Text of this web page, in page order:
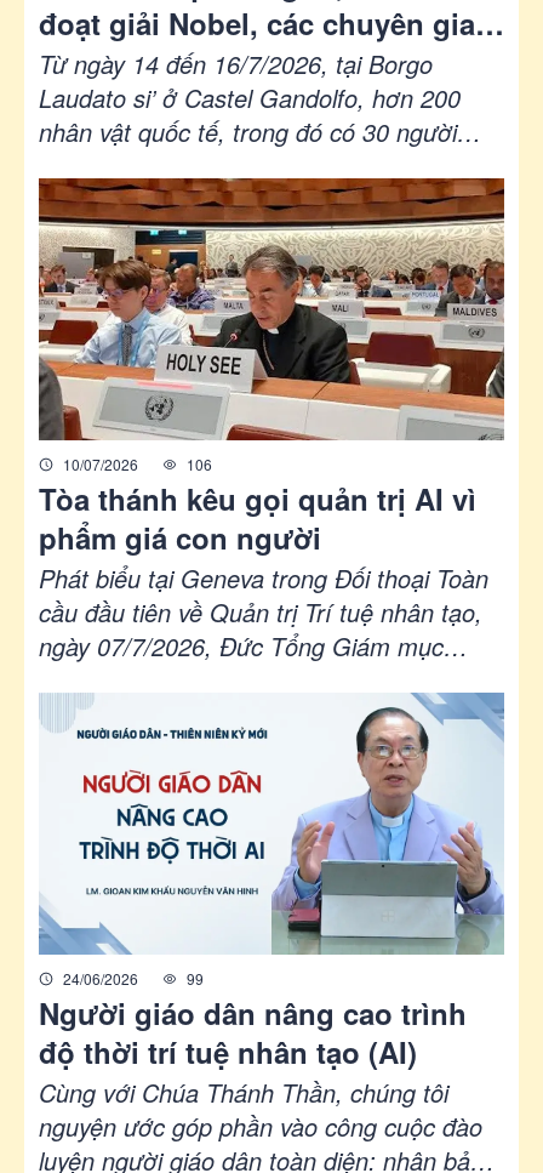
đoạt giải Nobel, các chuyên gia
AI thảo luận về AI và việc giải trừ
quân bị
Từ ngày 14 đến 16/7/2026, tại Borgo
Laudato si’ ở Castel Gandolfo, hơn 200
nhân vật quốc tế, trong đó có 30 người
cựu nguyên thủ và người đứng đầu chính
phủ, cùng 20 chuyên gia hàng đầu về trí
tuệ nhân tạo tham gia Hội nghị Toàn cầu
các Nhà đoạt giải Nobel về Trí tuệ Nhân
tạo và Chiến tranh Hạt nhân, để xây dựng
những nguyên tắc quản trị công nghệ, giải
trừ quân bị và bảo vệ phẩm giá con người
trong thời đại AI.
10/07/2026 106
Tòa thánh kêu gọi quản trị AI vì
phẩm giá con người
Phát biểu tại Geneva trong Đối thoại Toàn
cầu đầu tiên về Quản trị Trí tuệ nhân tạo,
ngày 07/7/2026, Đức Tổng Giám mục
Quan sát viên thường trực cạnh Liên Hiệp
Quốc, khẳng định quản trị trí tuệ nhân tạo
không nhằm cản trở tiến bộ, nhưng để bảo
đảm công nghệ phục vụ con người, tôn
trọng phẩm giá bất khả xâm phạm của mỗi
người và thiện ích chung.
24/06/2026 99
Người giáo dân nâng cao trình
độ thời trí tuệ nhân tạo (AI)
Cùng với Chúa Thánh Thần, chúng tôi
nguyện ước góp phần vào công cuộc đào
luyện người giáo dân toàn diện: nhân bản,